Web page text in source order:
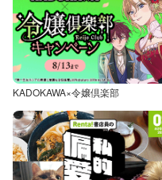
KADOKAWA×令嬢倶楽部